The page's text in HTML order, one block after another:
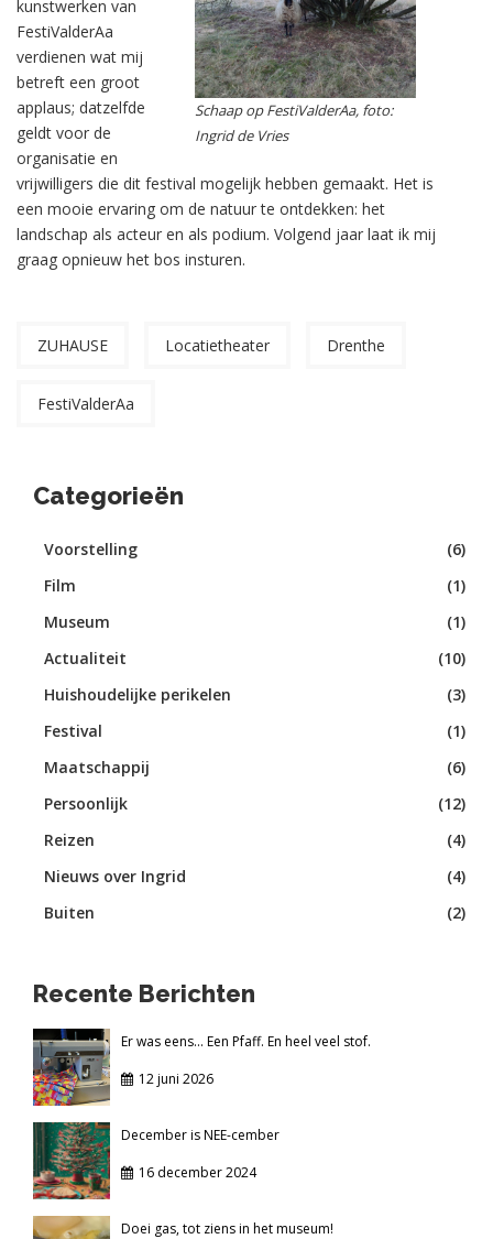
Schaap op FestiValderAa, foto:
Ingrid de Vries
kunstwerken van
FestiValderAa
verdienen wat mij
betreft een groot
applaus; datzelfde
geldt voor de
organisatie en
vrijwilligers die dit festival mogelijk hebben gemaakt. Het is
een mooie ervaring om de natuur te ontdekken: het
landschap als acteur en als podium. Volgend jaar laat ik mij
graag opnieuw het bos insturen.
ZUHAUSE Locatietheater Drenthe
FestiValderAa
Categorieën
Voorstelling
(6)
Film
(1)
Museum
(1)
Actualiteit
(10)
Huishoudelijke perikelen
(3)
Festival
(1)
Maatschappij
(6)
Persoonlijk
(12)
Reizen
(4)
Nieuws over Ingrid
(4)
Buiten
(2)
Recente Berichten
Er was eens... Een Pfaff. En heel veel stof.
12 juni 2026
December is NEE-cember
16 december 2024
Doei gas, tot ziens in het museum!